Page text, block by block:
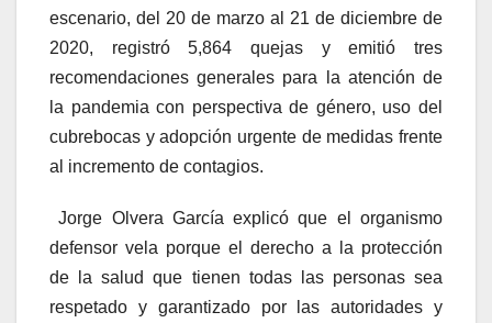
escenario, del 20 de marzo al 21 de diciembre de
2020, registró 5,864 quejas y emitió tres
recomendaciones generales para la atención de
la pandemia con perspectiva de género, uso del
cubrebocas y adopción urgente de medidas frente
al incremento de contagios.
Jorge Olvera García explicó que el organismo
defensor vela porque el derecho a la protección
de la salud que tienen todas las personas sea
respetado y garantizado por las autoridades y